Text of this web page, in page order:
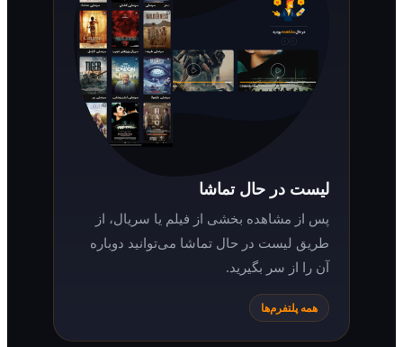
لیست در حال تماشا
پس از مشاهده بخشی از فیلم یا سریال، از
طریق لیست در حال تماشا می‌توانید دوباره
آن را از سر بگیرید.
همه پلتفرم‌ها